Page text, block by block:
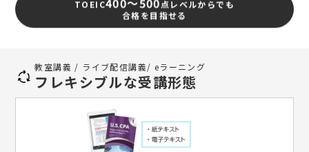
TOEIC400～500点レベルからでも
合格を目指せる
教室講義 / ライブ配信講義/ eラーニング
フレキシブルな受講形態